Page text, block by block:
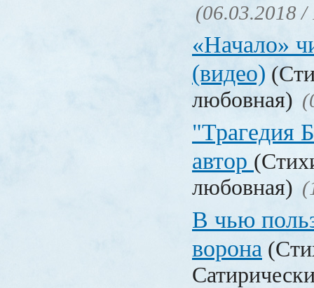
(06.03.2018 /
«Начало»
(видео)
любовная)
"Трагедия
автор
любовная)
В чью
ворона